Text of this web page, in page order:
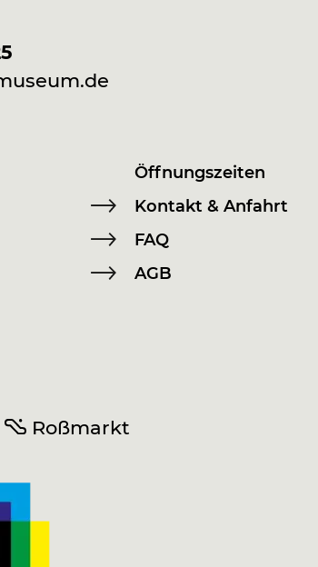
Öffnungszeiten
Kontakt & Anfahrt
FAQ
AGB
Roßmarkt